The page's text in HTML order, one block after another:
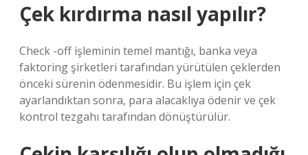
Çek kırdırma nasıl yapılır?
Check -off işleminin temel mantığı, banka veya
faktoring şirketleri tarafından yürütülen çeklerden
önceki sürenin ödenmesidir. Bu işlem için çek
ayarlandıktan sonra, para alacaklıya ödenir ve çek
kontrol tezgahı tarafından dönüştürülür.